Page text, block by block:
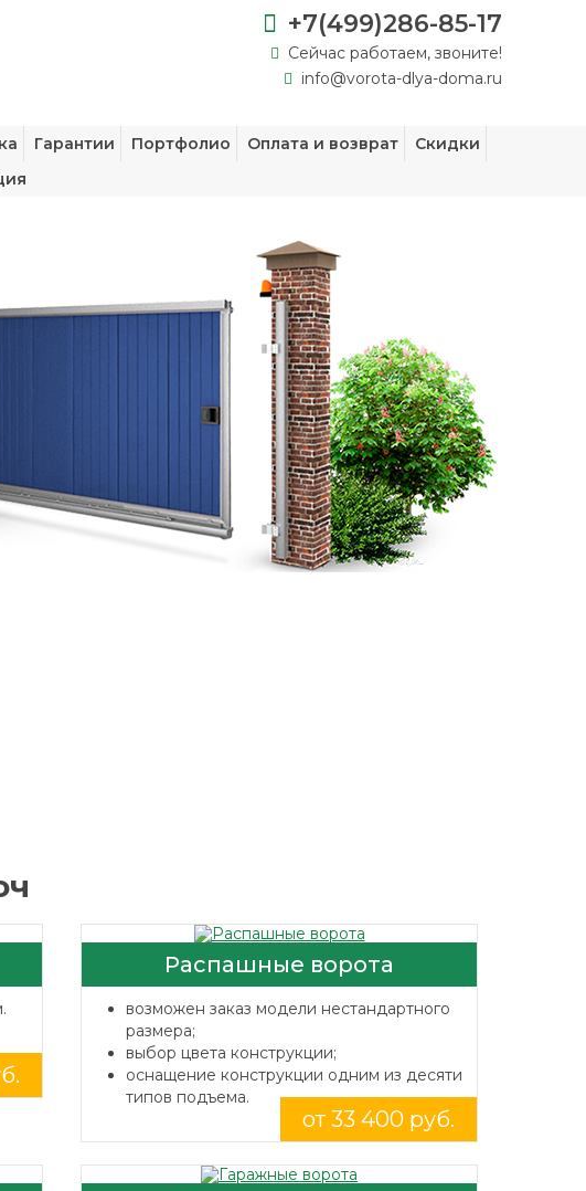
+7(499)286-85-17
Сейчас работаем, звоните!
info@vorota-dlya-doma.ru
Гарантии Портфолио Оплата и возврат
Скидки
Распашные ворота
возможен заказ модели нестандартного
размера;
выбор цвета конструкции;
оснащение конструкции одним из десяти
типов подъема.
от 33 400 руб.